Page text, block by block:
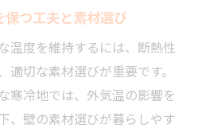
保つ工夫と素材選び
温度を維持するには、断熱性
適切な素材選びが重要です。
寒冷地では、外気温の影響を
、壁の素材選びが暮らしやす